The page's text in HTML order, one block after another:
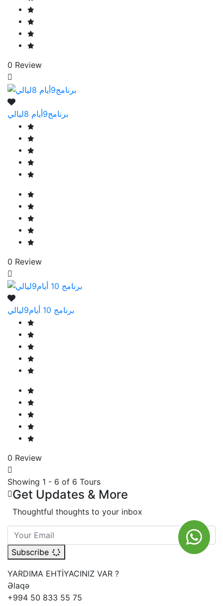
0 Review
برنامج9أيام 8ليالي
0 Review
برنامج 10 أيام9ليالي
0 Review
Showing 1 - 6 of 6 Tours
Get Updates & More
Thoughtful thoughts to your inbox
Subscribe
YARDIMA EHTİYACINIZ VAR ?
Əlaqə
+994 50 833 55 75